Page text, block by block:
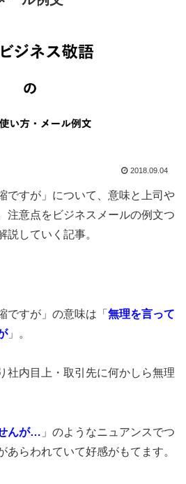
2018.09.04
ですが」について、意味と上司や
注意点をビジネスメールの例文つ
説していく記事。
ですが」の意味は「 無理を言って
」。
社内目上・取引先に何かしら無理
んが… 」のようなニュアンスでつ
あらわれていて好感がもてます。